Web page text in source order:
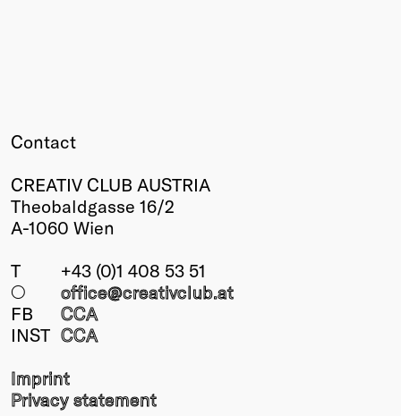
Contact
CREATIV CLUB AUSTRIA
Theobaldgasse 16/2
A-1060 Wien
T
+43 (0)1 408 53 51
○
office@creativclub.at
FB
CCA
INST CCA
Imprint
Privacy statement